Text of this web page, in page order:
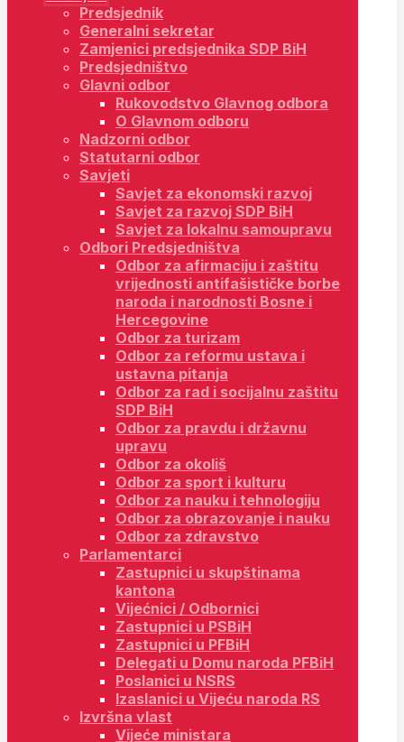
Predsjednik
Generalni sekretar
Zamjenici predsjednika SDP BiH
Predsjedništvo
Glavni odbor
Rukovodstvo Glavnog odbora
O Glavnom odboru
Nadzorni odbor
Statutarni odbor
Savjeti
Savjet za ekonomski razvoj
Savjet za razvoj SDP BiH
Savjet za lokalnu samoupravu
Odbori Predsjedništva
Odbor za afirmaciju i zaštitu
vrijednosti antifašističke borbe
naroda i narodnosti Bosne i
Hercegovine
Odbor za turizam
Odbor za reformu ustava i
ustavna pitanja
Odbor za rad i socijalnu zaštitu
SDP BiH
Odbor za pravdu i državnu
upravu
Odbor za okoliš
Odbor za sport i kulturu
Odbor za nauku i tehnologiju
Odbor za obrazovanje i nauku
Odbor za zdravstvo
Parlamentarci
Zastupnici u skupštinama
kantona
Vijećnici / Odbornici
Zastupnici u PSBiH
Zastupnici u PFBiH
Delegati u Domu naroda PFBiH
Poslanici u NSRS
Izaslanici u Vijeću naroda RS
Izvršna vlast
Vijeće ministara